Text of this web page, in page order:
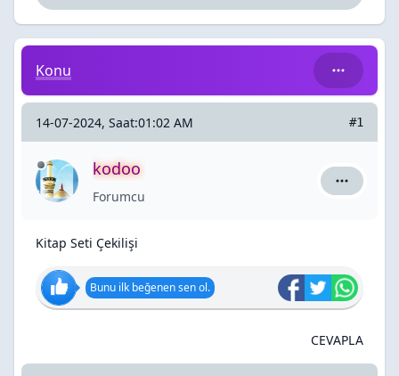
Kitap Seti Çekilişi
Konu
14-07-2024, Saat:01:02 AM #1
kodoo
Forumcu kodoo
Kitap Seti Çekilişi
Bunu ilk beğenen sen ol.
CEVAPLA